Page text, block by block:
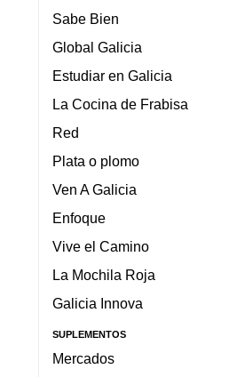
Sabe Bien
Global Galicia
Estudiar en Galicia
La Cocina de Frabisa
Red
Plata o plomo
Ven A Galicia
Enfoque
Vive el Camino
La Mochila Roja
Galicia Innova
SUPLEMENTOS
Mercados